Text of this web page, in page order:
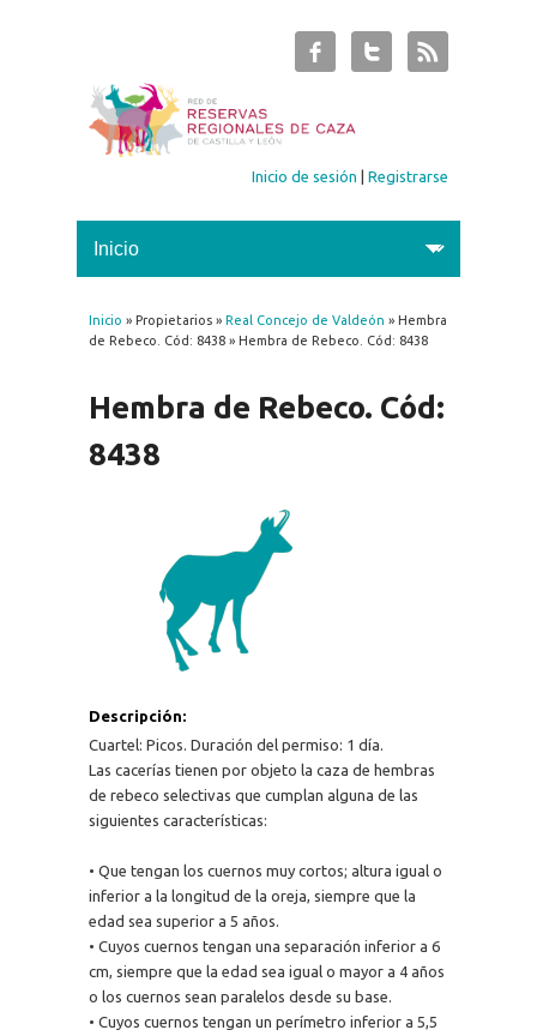
Inicio de sesión |Registrarse
Se encuentra usted aquí
Inicio » Propietarios » Real Concejo de Valdeón » Hembra
de Rebeco. Cód: 8438 » Hembra de Rebeco. Cód: 8438
Hembra de Rebeco. Cód:
8438
Descripción:
Cuartel: Picos. Duración del permiso: 1 día.
Las cacerías tienen por objeto la caza de hembras
de rebeco selectivas que cumplan alguna de las
siguientes características:
• Que tengan los cuernos muy cortos; altura igual o
inferior a la longitud de la oreja, siempre que la
edad sea superior a 5 años.
• Cuyos cuernos tengan una separación inferior a 6
cm, siempre que la edad sea igual o mayor a 4 años
o los cuernos sean paralelos desde su base.
• Cuyos cuernos tengan un perímetro inferior a 5,5